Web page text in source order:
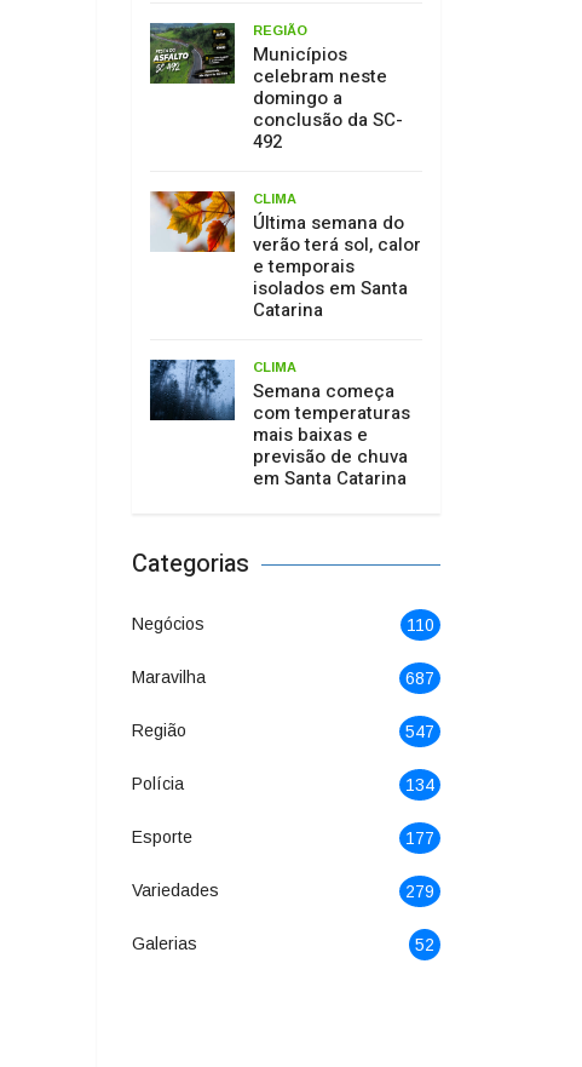
REGIÃO
Municípios
celebram neste
domingo a
conclusão da SC-
492
CLIMA
Última semana do
verão terá sol, calor
e temporais
isolados em Santa
Catarina
CLIMA
Semana começa
com temperaturas
mais baixas e
previsão de chuva
em Santa Catarina
Categorias
Negócios 110
Maravilha 687
Região 547
Polícia 134
Esporte 177
Variedades 279
Galerias 52